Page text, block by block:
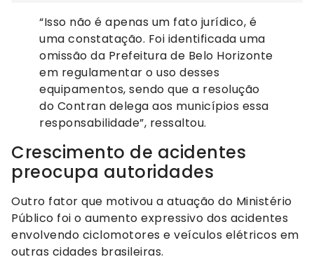
“Isso não é apenas um fato jurídico, é
uma constatação. Foi identificada uma
omissão da Prefeitura de Belo Horizonte
em regulamentar o uso desses
equipamentos, sendo que a resolução
do Contran delega aos municípios essa
responsabilidade”, ressaltou.
Crescimento de acidentes
preocupa autoridades
Outro fator que motivou a atuação do Ministério
Público foi o aumento expressivo dos acidentes
envolvendo ciclomotores e veículos elétricos em
outras cidades brasileiras.